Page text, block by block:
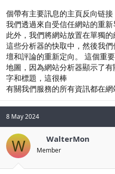
個帶有主要訊息的主頁反向链接
我們透過來自受信任網站的重新
此外，我們將網站放置在單獨
這些分析器的快取中，然後我
壇和評論的重新定向。 這個重
地圖，因為網站分析器顯示了
字和標題，這很棒
有關我們服務的所有資訊都在網
8 May 2024
W WalterMon
Member